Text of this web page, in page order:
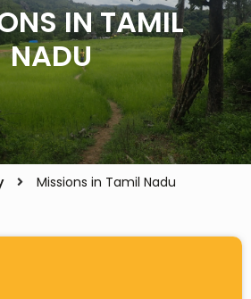
IN TAMIL
NADU
Missions in Tamil Nadu